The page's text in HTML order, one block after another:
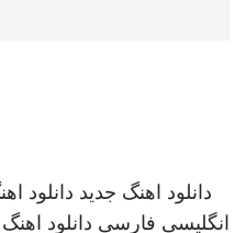
دانلود اهنگ جدید دانلود
انگلیسی فارسی دانلود